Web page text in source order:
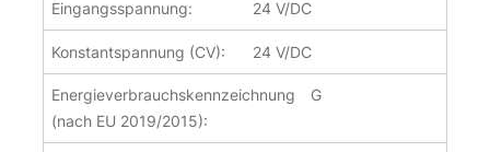
Eingangsspannung: 24 V/DC
Konstantspannung (CV): 24 V/DC
Energieverbrauchskennzeichnung
(nach EU 2019/2015):
G